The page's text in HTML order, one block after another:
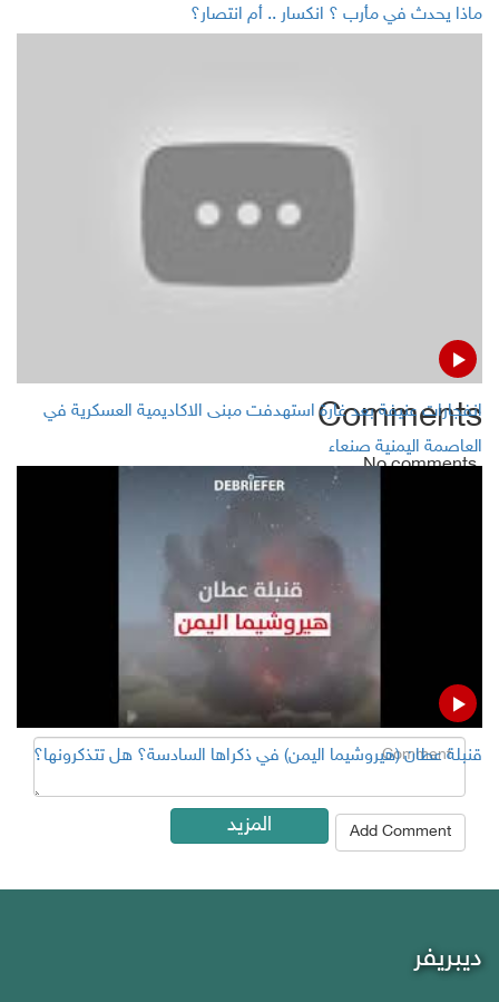
YJS chief warns Yemeni authorities against COVID-19
Yemeni gov't-STC ceasefire starts Sunday in Abyan
Comments
No comments
Add Comment
Comment
Add Comment
Debriefer
ماذا يحدث في مأرب ؟ انكسار .. أم انتصار؟
انفجارات عنيفة بعد غارة استهدفت مبنى الاكاديمية العسكرية في
العاصمة اليمنية صنعاء
قنبلة عطان (هيروشيما اليمن) في ذكراها السادسة؟ هل تتذكرونها؟
المزيد
ديبريفر